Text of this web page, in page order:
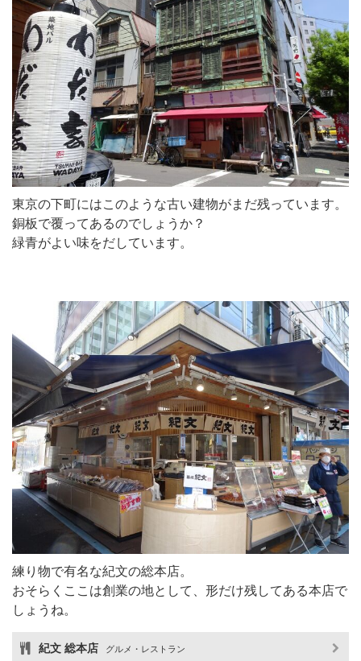
東京の下町にはこのような古い建物がまだ残っています。
銅板で覆ってあるのでしょうか？
緑青がよい味をだしています。
練り物で有名な紀文の総本店。
おそらくここは創業の地として、形だけ残してある本店で
しょうね。
紀文 総本店 グルメ・レストラン